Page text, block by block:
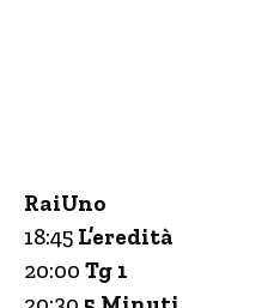
RaiUno
18:45 L’eredità
20:00 Tg 1